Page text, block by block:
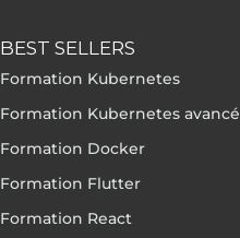
BEST SELLERS
Formation Kubernetes
Formation Kubernetes avancé
Formation Docker
Formation Flutter
Formation React